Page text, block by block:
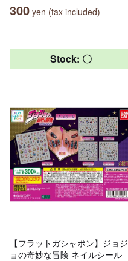
300 yen (tax included)
Stock: 〇
【フラットガシャポン】ジョジ
ョの奇妙な冒険 ネイルシール